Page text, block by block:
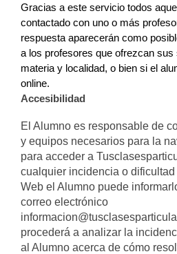
Gracias a este servicio todos
contactado con uno o más
respuesta aparecerán como
a los profesores que ofrezcan
materia y localidad, o bien si el
online.
Accesibilidad
El Alumno es responsable de
y equipos necesarios para la
para acceder a
cualquier incidencia o
Web el Alumno puede
correo electrónico
procederá a analizar la
al Alumno acerca de cómo